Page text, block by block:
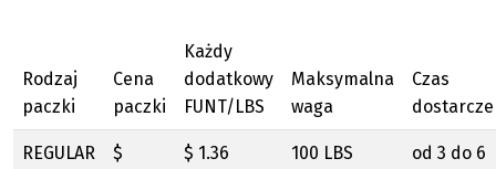
Rodzaj
paczki
Cena
paczki
Każdy
dodatkowy
FUNT/LBS
Maksymalna
waga
Czas
REGULAR
$
$ 1.36 100 LBS
od 3 do 6